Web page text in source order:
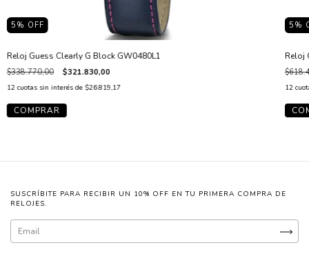
5 % OFF
Reloj Guess Clearly G Block GW0480L1
$338.770,00 $321.830,00
12 cuotas sin interés de $26.819,17
5 %
Reloj
12
SUSCRÍBITE PARA RECIBIR UN 10% OFF EN TU PRIMERA COMPRA DE
RELOJES.